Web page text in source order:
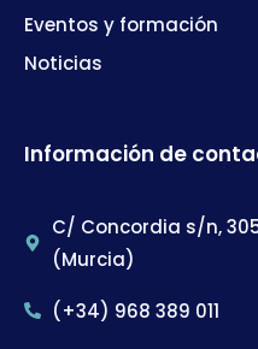
Eventos y formación
Noticias
Información de
C/ Concordia s/n,
(Murcia)
(+34) 968 389 011